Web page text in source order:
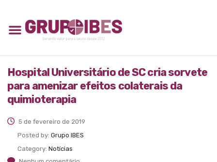
Hospital Universitário de SC cria sorvete
para amenizar efeitos colaterais da
quimioterapia
5 de fevereiro de 2019
Posted by: Grupo IBES
Category: Notícias